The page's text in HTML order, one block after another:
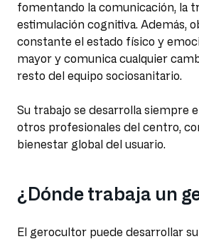
fomentando la comunicación, la
estimulación cognitiva. Además,
constante el estado físico y
mayor y comunica cualquier
resto del equipo sociosanitario.
Su trabajo se desarrolla siempre
otros profesionales del centro,
bienestar global del usuario.
¿Dónde trabaja un
El gerocultor puede desarrollar